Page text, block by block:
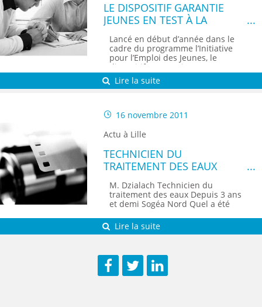
LE DISPOSITIF GARANTIE
JEUNES EN TEST À LA
MISSION LOCALE
WATTRELOS-LEERS
Lancé en début d’année dans le
cadre du programme l’Initiative
pour l’Emploi des Jeunes, le
dispositif « Garanties Jeunes »
sera testé auprès d’une
quarantaine de personnes d’ici la
Lire la suite
16 novembre 2011
Actu à Lille
TECHNICIEN DU
TRAITEMENT DES EAUX
M. Dzialach Technicien du
traitement des eaux Depuis 3 ans
et demi Sogéa Nord Quel a été
professionnel ? J'ai tout d'abord
passé un CAP et un BEP en éle...
Lire la suite